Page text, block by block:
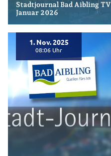
Stadtjournal Bad Aibling
Januar 2026
1. Nov. 2025
08:06